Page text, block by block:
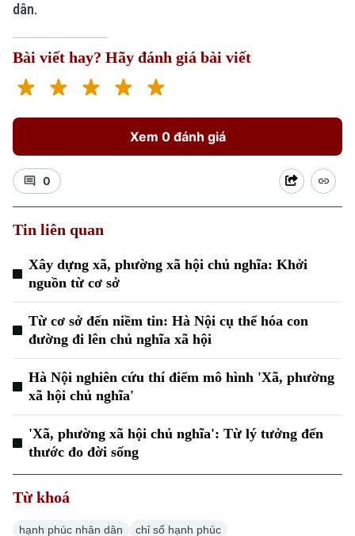
dân.
Bài viết hay? Hãy đánh giá bài viết
Xem 0 đánh giá
0
Tin liên quan
Xây dựng xã, phường xã hội chủ nghĩa: Khởi
nguồn từ cơ sở
Từ cơ sở đến niềm tin: Hà Nội cụ thể hóa con
đường đi lên chủ nghĩa xã hội
Hà Nội nghiên cứu thí điểm mô hình 'Xã, phường
xã hội chủ nghĩa'
'Xã, phường xã hội chủ nghĩa': Từ lý tưởng đến
thước đo đời sống
Từ khoá
hạnh phúc nhân dân
chỉ số hạnh phúc